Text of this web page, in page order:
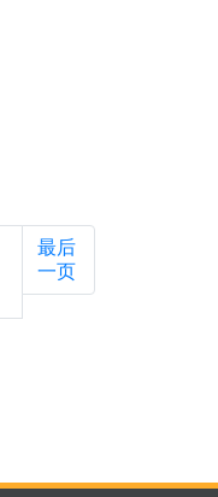
最后
一页